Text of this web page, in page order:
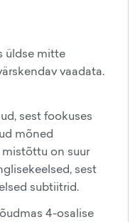
üldse mitte
vaadata.
sest fookuses
mõned
on suur
sest
subtiitrid.
4-osalise